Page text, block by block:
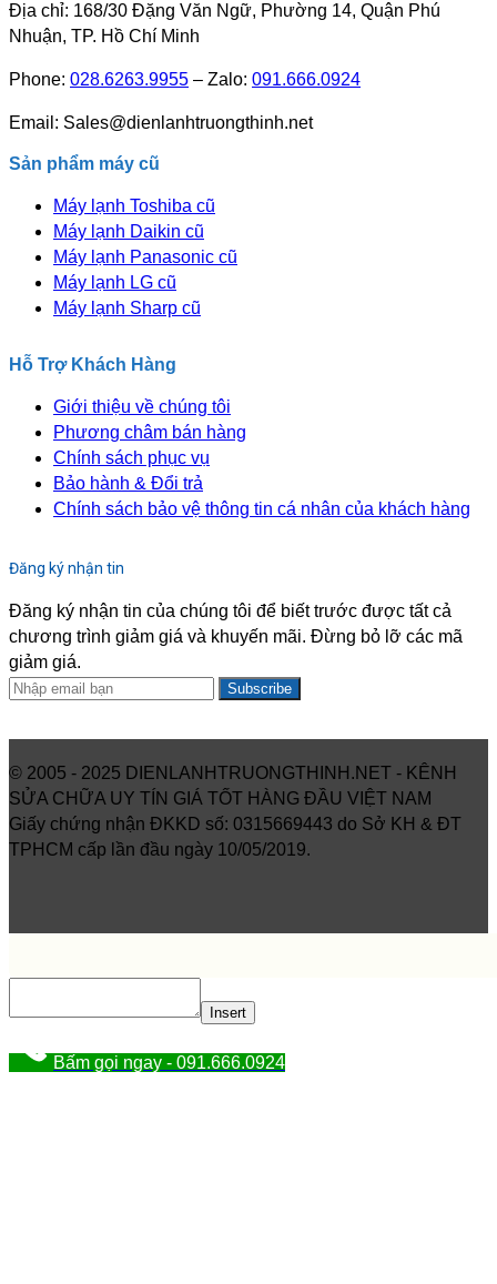
Địa chỉ: 168/30 Đặng Văn Ngữ, Phường 14, Quận Phú
Nhuận, TP. Hồ Chí Minh
Phone: 028.6263.9955 – Zalo: 091.666.0924
Email: Sales@dienlanhtruongthinh.net
Sản phẩm máy cũ
Máy lạnh Toshiba cũ
Máy lạnh Daikin cũ
Máy lạnh Panasonic cũ
Máy lạnh LG cũ
Máy lạnh Sharp cũ
Hỗ Trợ Khách Hàng
Giới thiệu về chúng tôi
Phương châm bán hàng
Chính sách phục vụ
Bảo hành & Đổi trả
Chính sách bảo vệ thông tin cá nhân của khách hàng
Đăng ký nhận tin
Đăng ký nhận tin của chúng tôi để biết trước được tất cả
chương trình giảm giá và khuyến mãi. Đừng bỏ lỡ các mã
giảm giá.
Subscribe
© 2005 - 2025 DIENLANHTRUONGTHINH.NET - KÊNH
SỬA CHỮA UY TÍN GIÁ TỐT HÀNG ĐẦU VIỆT NAM
Giấy chứng nhận ĐKKD số: 0315669443 do Sở KH & ĐT
TPHCM cấp lần đầu ngày 10/05/2019.
Insert
Bấm gọi ngay - 091.666.0924